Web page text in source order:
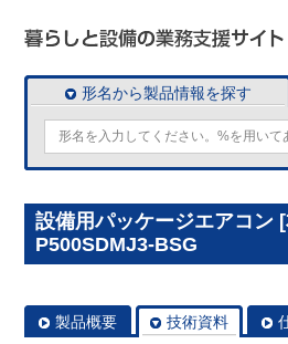
形名から製品情報を探す
設備用パッケージエアコン
P500SDMJ3-BSG
製品概要 技術資料